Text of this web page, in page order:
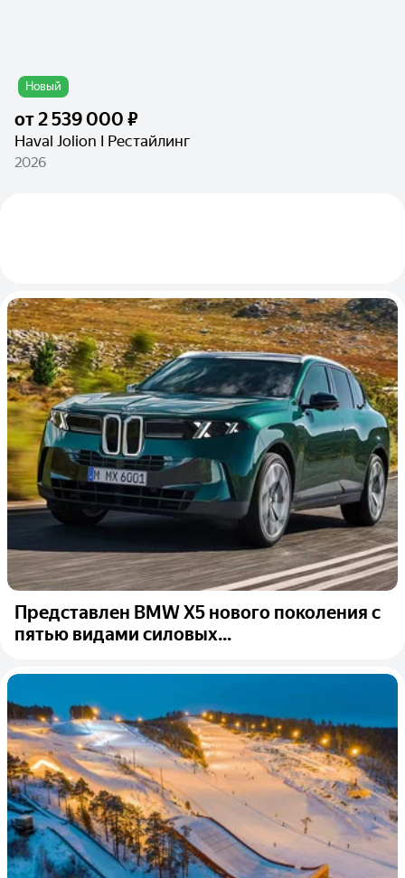
Новый
от2 539 000 ₽
Haval Jolion I Рестайлинг
2026
Представлен BMW X5 нового поколения с
пятью видами силовых...